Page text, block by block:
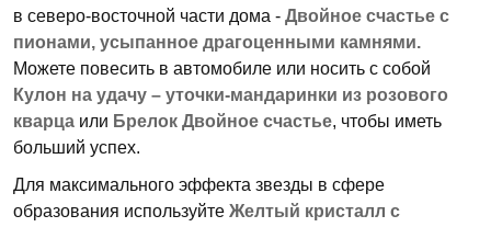
в северо-восточной части дома - Двойное счастье с
пионами, усыпанное драгоценными камнями.
Можете повесить в автомобиле или носить с собой
Кулон на удачу – уточки-мандаринки из розового
кварца или Брелок Двойное счастье, чтобы иметь
больший успех.
Для максимального эффекта звезды в сфере
образования используйте Желтый кристалл с